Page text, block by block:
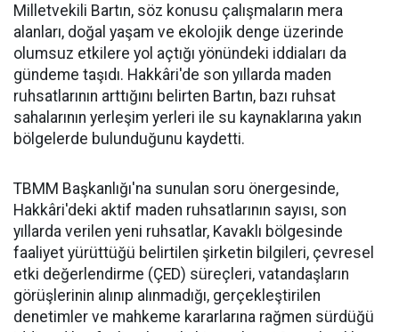
Milletvekili Bartın, söz konusu çalışmaların mera
alanları, doğal yaşam ve ekolojik denge üzerinde
olumsuz etkilere yol açtığı yönündeki iddiaları da
gündeme taşıdı. Hakkâri'de son yıllarda maden
ruhsatlarının arttığını belirten Bartın, bazı ruhsat
sahalarının yerleşim yerleri ile su kaynaklarına yakın
bölgelerde bulunduğunu kaydetti.
TBMM Başkanlığı'na sunulan soru önergesinde,
Hakkâri'deki aktif maden ruhsatlarının sayısı, son
yıllarda verilen yeni ruhsatlar, Kavaklı bölgesinde
faaliyet yürüttüğü belirtilen şirketin bilgileri, çevresel
etki değerlendirme (ÇED) süreçleri, vatandaşların
görüşlerinin alınıp alınmadığı, gerçekleştirilen
denetimler ve mahkeme kararlarına rağmen sürdüğü